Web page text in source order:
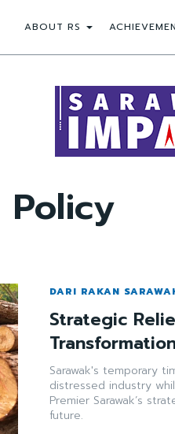
ABOUT RS
Policy
DARI RAKAN
Strategic
Sarawak's temporary
distressed industry
Premier Sarawak’s
future.